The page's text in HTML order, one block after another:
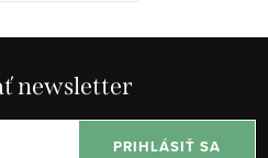
newsletter
PRIHLÁSIŤ SA